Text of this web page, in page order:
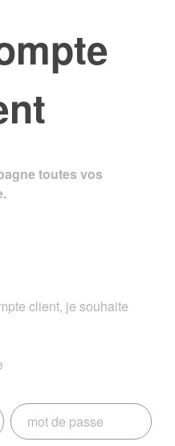
toutes vos
client, je souhaite